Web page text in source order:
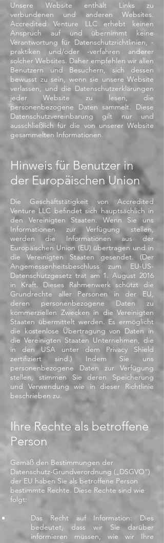
Unsere Website enthält Links zu
verbundenen und anderen Websites.
Accredited Venture LLC erhebt keinen
Anspruch auf und übernimmt keine
Verantwortung für Datenschutzrichtlinien, -
praktiken und/oder -verfahren anderer
solcher Websites. Daher empfehlen wir allen
Benutzern und Besuchern, sich dessen
bewusst zu sein, wenn sie unsere Website
verlassen, und die Datenschutzerklärungen
jeder Website zu lesen, die
personenbezogene Daten sammelt. Diese
Datenschutzvereinbarung gilt nur und
ausschließlich für die von unserer Website
gesammelten Informationen.
Hinweis für Benutzer in
der Europäischen Union
Die Geschäftstätigkeit von Accredited
Venture LLC befindet sich hauptsächlich in
den Vereinigten Staaten. Wenn Sie uns
Informationen zur Verfügung stellen,
werden die Informationen aus der
Europäischen Union (EU) übertragen und in
die Vereinigten Staaten gesendet. (Der
Angemessenheitsbeschluss zum EU-US-
Datenschutzgesetz trat am 1. August 2016
in Kraft. Dieses Rahmenwerk schützt die
Grundrechte aller Personen in der EU,
deren personenbezogene Daten zu
kommerziellen Zwecken in die Vereinigten
Staaten übermittelt werden. Es ermöglicht
die kostenlose Übertragung von Daten in
die Vereinigten Staaten Unternehmen, die
in den USA unter dem Privacy Shield
zertifiziert sind.) Indem Sie uns
personenbezogene Daten zur Verfügung
stellen, stimmen Sie deren Speicherung
und Verwendung wie in dieser Richtlinie
beschrieben zu.
Ihre Rechte als betroffene
Person
Gemäß den Bestimmungen der
Datenschutz-Grundverordnung („DSGVO“)
der EU haben Sie als betroffene Person
bestimmte Rechte. Diese Rechte sind wie
folgt:
Das Recht auf Information: Dies
bedeutet, dass wir Sie darüber
informieren müssen, wie wir Ihre